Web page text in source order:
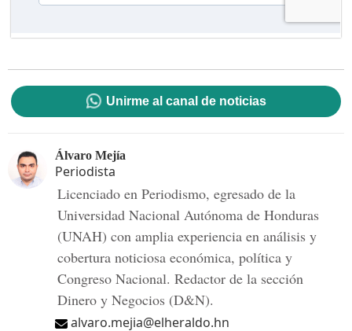
Unirme al canal de noticias
Álvaro Mejía
Periodista
Licenciado en Periodismo, egresado de la
Universidad Nacional Autónoma de Honduras
(UNAH) con amplia experiencia en análisis y
cobertura noticiosa económica, política y
Congreso Nacional. Redactor de la sección
Dinero y Negocios (D&N).
alvaro.mejia@elheraldo.hn